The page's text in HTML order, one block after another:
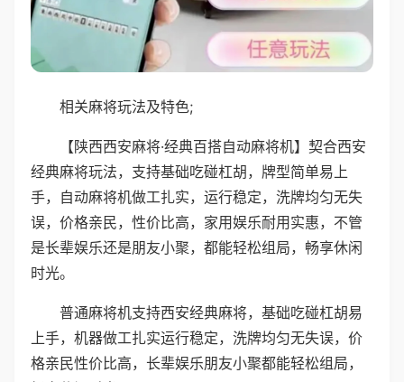
相关麻将玩法及特色;
【陕西西安麻将·经典百搭自动麻将机】契合西安
经典麻将玩法，支持基础吃碰杠胡，牌型简单易上
手，自动麻将机做工扎实，运行稳定，洗牌均匀无失
误，价格亲民，性价比高，家用娱乐耐用实惠，不管
是长辈娱乐还是朋友小聚，都能轻松组局，畅享休闲
时光。
普通麻将机支持西安经典麻将，基础吃碰杠胡易
上手，机器做工扎实运行稳定，洗牌均匀无失误，价
格亲民性价比高，长辈娱乐朋友小聚都能轻松组局，